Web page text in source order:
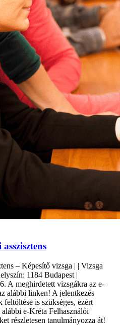
– Képesítő vizsga | | Vizsga
1184 Budapest |
A meghirdetett vizsgákra az e-
alábbi linken! A jelentkezés
feltöltése is szükséges, ezért
e-Kréta Felhasználói
részletesen tanulmányozza át!